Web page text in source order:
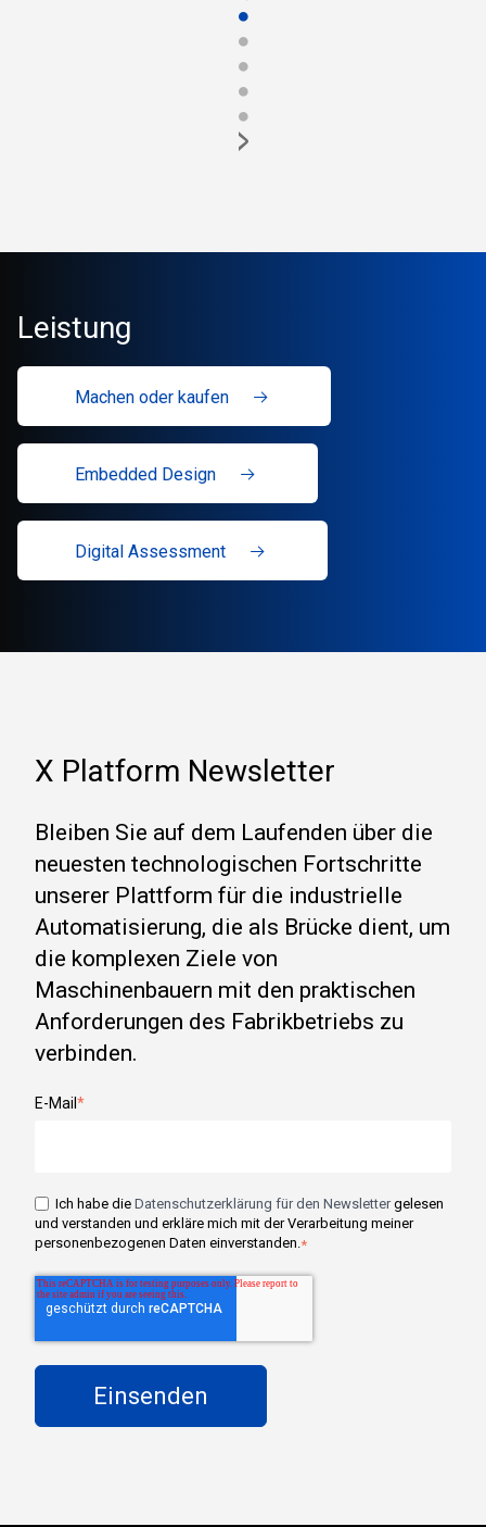
●
●
●
●
●
>
Leistung
Machen oder kaufen
Embedded Design
Digital Assessment
X Platform Newsletter
Bleiben Sie auf dem Laufenden über die
neuesten technologischen Fortschritte
unserer Plattform für die industrielle
Automatisierung, die als Brücke dient, um
die komplexen Ziele von
Maschinenbauern mit den praktischen
Anforderungen des Fabrikbetriebs zu
verbinden.
E-Mail *
Ich habe die Datenschutzerklärung für den Newslettergelesen
und verstanden und erkläre mich mit der Verarbeitung meiner
personenbezogenen Daten einverstanden.*